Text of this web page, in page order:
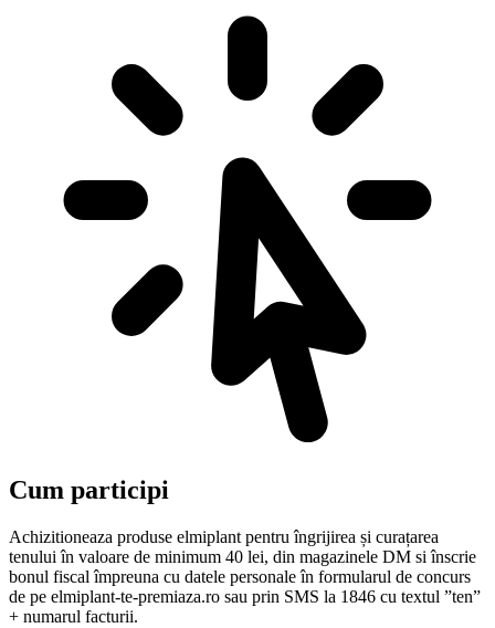
Cum participi
Achizitioneaza produse elmiplant pentru îngrijirea și curațarea
tenului în valoare de minimum 40 lei, din magazinele DM si înscrie
bonul fiscal împreuna cu datele personale în formularul de concurs
de pe elmiplant-te-premiaza.ro sau prin SMS la 1846 cu textul ”ten”
+ numarul facturii.